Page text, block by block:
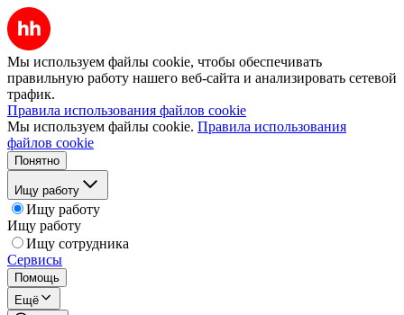
Мы используем файлы cookie, чтобы обеспечивать
правильную работу нашего веб-сайта и анализировать сетевой
трафик.
Правила использования файлов cookie
Мы используем файлы cookie. Правила использования
файлов cookie
Понятно
Ищу работу
Ищу работу
Ищу работу
Ищу сотрудника
Сервисы
Помощь
Ещё